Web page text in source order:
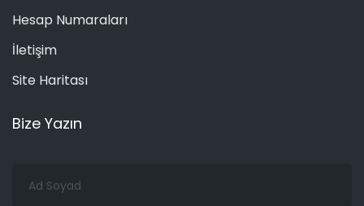
Hesap Numaraları
İletişim
Site Haritası
Bize Yazın
Soyad